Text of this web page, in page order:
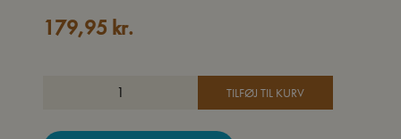
179,95 kr.
TILFØJ TIL KURV